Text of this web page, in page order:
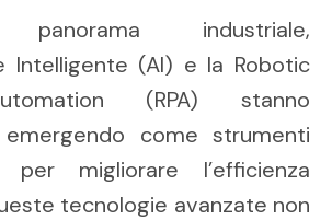
panorama industriale,
Intelligente (AI) e la Robotic
(RPA) stanno
emergendo come strumenti
per migliorare l’efficienza
tecnologie avanzate non